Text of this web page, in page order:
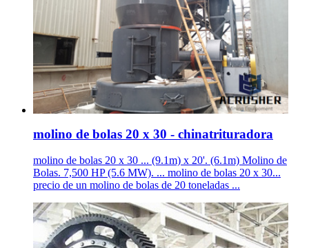
molino de bolas 20 x 30 - chinatrituradora
molino de bolas 20 x 30 ... (9.1m) x 20'. (6.1m) Molino de
Bolas. 7,500 HP (5.6 MW). ... molino de bolas 20 x 30...
precio de un molino de bolas de 20 toneladas ...